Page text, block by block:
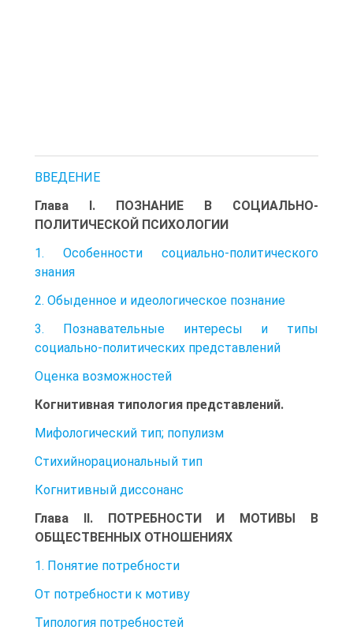
ВВЕДЕНИЕ
Глава I. ПОЗНАНИЕ В СОЦИАЛЬНО-
ПОЛИТИЧЕСКОЙ ПСИХОЛОГИИ
1. Особенности социально-политического
знания
2. Обыденное и идеологическое познание
3. Познавательные интересы и типы
социально-политических представлений
Оценка возможностей
Когнитивная типология представлений.
Мифологический тип; популизм
Стихийнорациональный тип
Когнитивный диссонанс
Глава II. ПОТРЕБНОСТИ И МОТИВЫ В
ОБЩЕСТВЕННЫХ ОТНОШЕНИЯХ
1. Понятие потребности
От потребности к мотиву
Типология потребностей